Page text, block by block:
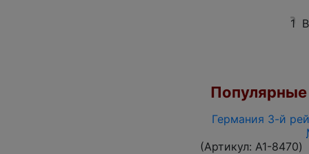
1
Германия 3-й
(Артикул: A1-8470)